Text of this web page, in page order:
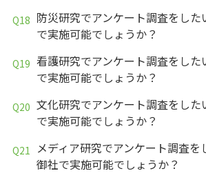
防災研究でアンケート調査をし
で実施可能でしょうか？
看護研究でアンケート調査をした
で実施可能でしょうか？
文化研究でアンケート調査をした
で実施可能でしょうか？
メディア研究でアンケート調査を
御社で実施可能でしょうか？